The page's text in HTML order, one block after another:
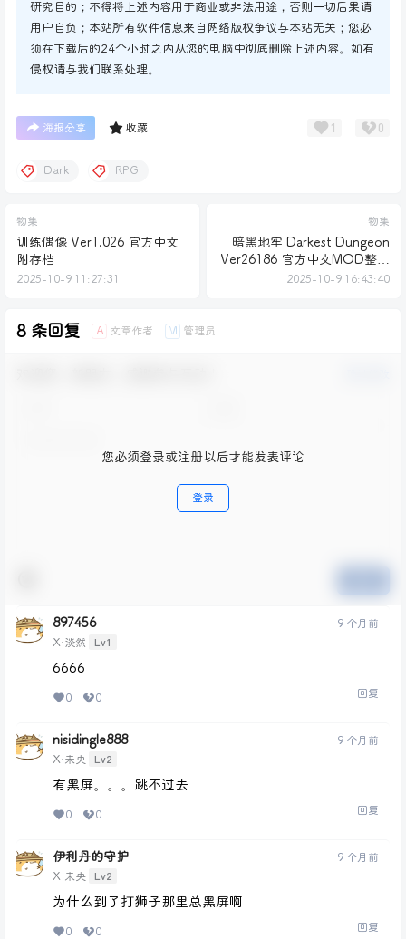
研究目的；不得将上述内容用于商业或非法用途，否则一切后果请
用户自负；本站所有软件信息来自网络版权争议与本站无关；您必
须在下载后的24个小时之内从您的电脑中彻底删除上述内容。如有
侵权请与我们联系处理。
海报分享 收藏 1 0
Dark RPG
物集
训练偶像 Ver1.026 官方中文
附存档
2025-10-9 11:27:31
物集
暗黑地牢 Darkest Dungeon
Ver26186 官方中文MOD整合
版
2025-10-9 16:43:40
8 条回复 A 文章作者 M 管理员
您必须登录或注册以后才能发表评论
登录
897456
X·淡然 Lv1
9 个月前
6666
0 0 回复
nisidingle888
X·未央 Lv2
9 个月前
有黑屏。。。跳不过去
0 0 回复
伊利丹的守护
X·未央 Lv2
9 个月前
为什么到了打狮子那里总黑屏啊
0 0 回复